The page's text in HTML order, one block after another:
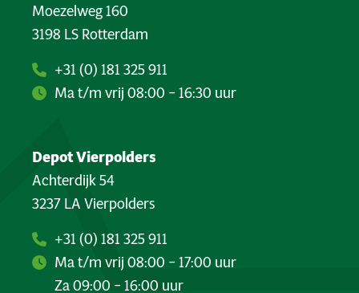
Moezelweg 160
3198 LS Rotterdam
+31 (0) 181 325 911
Ma t/m vrij 08:00 – 16:30 uur
Depot Vierpolders
Achterdijk 54
3237 LA Vierpolders
+31 (0) 181 325 911
Ma t/m vrij 08:00 – 17:00 uur
Za 09:00 – 16:00 uur